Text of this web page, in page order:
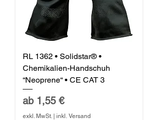
RL 1362 • Solidstar® •
Chemikalien-Handschuh
“Neoprene“ • CE CAT 3
ab 1,55 €
Sale-Preis
exkl. MwSt.| inkl. Versand